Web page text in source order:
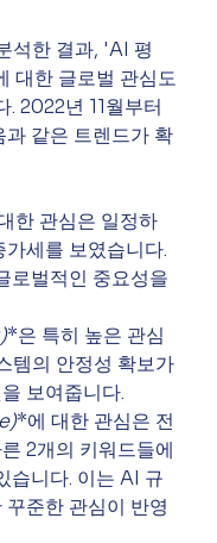
석한 결과, 'AI 평
대한 글로벌 관심도
. 2022년 11월부터
과 같은 트렌드가 확
한 관심은 일정하
세를 보였습니다.
로벌적인 중요성을
*은 특히 높은 관심
템의 안정성 확보가
보여줍니다.
*에 대한 관심은 전
2개의 키워드들에
습니다. 이는 AI 규
준한 관심이 반영